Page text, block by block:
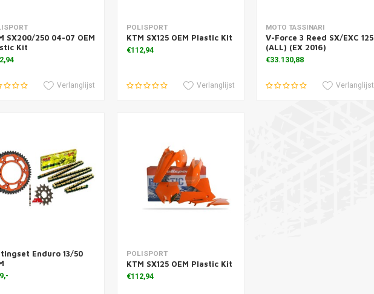
aan winkelwagen
SX200/250 04-07 OEM
Kit
Verlanglijst
Toevoegen aan winkelwagen
POLISPORT
KTM SX125 OEM Plastic Kit
€112,94
Verlanglijst
Toevoegen aan winkelwagen
MOTO TASSINARI
V-Force 3 Reed SX/EXC 125
(ALL) (EX 2016)
€33.130,88
Verlanglijst
aan winkelwagen
Enduro 13/50
Toevoegen aan winkelwagen
POLISPORT
KTM SX125 OEM Plastic Kit
€112,94